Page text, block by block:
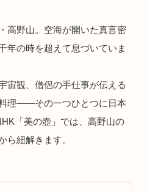
高野山。空海が開いた真言密
年の時を超えて息づいていま
宙観、僧侶の手仕事が伝える
理——その一つひとつに日本
「美の壺」では、高野山の
ら紐解きます。